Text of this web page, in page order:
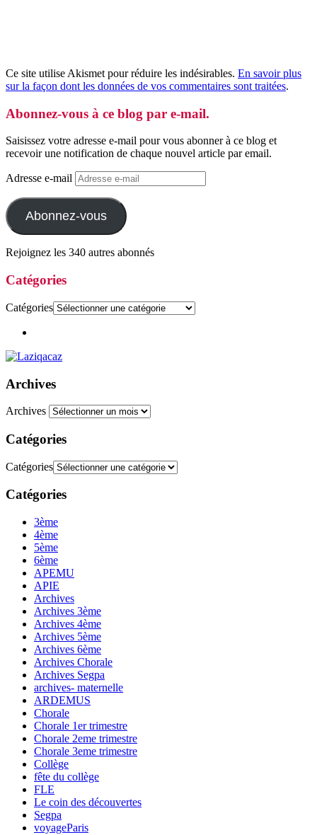
Ce site utilise Akismet pour réduire les indésirables. En savoir plus
sur la façon dont les données de vos commentaires sont traitées.
Abonnez-vous à ce blog par e-mail.
Saisissez votre adresse e-mail pour vous abonner à ce blog et
recevoir une notification de chaque nouvel article par email.
Adresse e-mail
Abonnez-vous
Rejoignez les 340 autres abonnés
Catégories
Catégories
Archives
Archives
Catégories
Catégories
Catégories
3ème
4ème
5ème
6ème
APEMU
APIE
Archives
Archives 3ème
Archives 4ème
Archives 5ème
Archives 6ème
Archives Chorale
Archives Segpa
archives- maternelle
ARDEMUS
Chorale
Chorale 1er trimestre
Chorale 2eme trimestre
Chorale 3eme trimestre
Collège
fête du collège
FLE
Le coin des découvertes
Segpa
voyageParis